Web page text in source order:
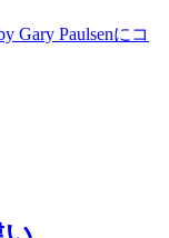
Gary Paulsenに コ